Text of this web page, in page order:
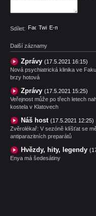
Sdílet: Facebook
TwitterE-mail
Další záznamy
Zprávy (17.5.2021 16:15)
Nová psychiatrická klinika ve
brzy hotová
Zprávy (17.5.2021 15:25)
Veřejnost může po třech letech
kostela v Klatovech
Náš host (17.5.2021 12:25)
Zvěrolékař: V sezóně klíšťat se
antiparazitních preparátů
Hvězdy, hity, legendy
Enya má šedesátiny